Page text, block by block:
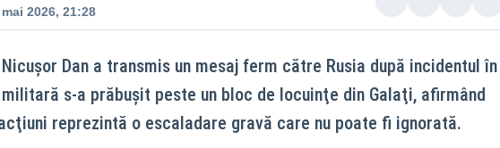
2026, 21:28
Dan a transmis un mesaj ferm către Rusia după incidentul în
s-a prăbuşit peste un bloc de locuinţe din Galaţi, afirmând
reprezintă o escaladare gravă care nu poate fi ignorată.